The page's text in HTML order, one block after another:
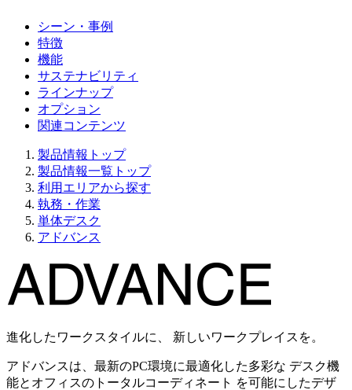
シーン・事例
特徴
機能
サステナビリティ
ラインナップ
オプション
関連コンテンツ
製品情報トップ
製品情報一覧トップ
利用エリアから探す
執務・作業
単体デスク
アドバンス
進化したワークスタイルに、 新しいワークプレイスを。
アドバンスは、最新のPC環境に最適化した多彩な デスク機
能とオフィスのトータルコーディネート を可能にしたデザ